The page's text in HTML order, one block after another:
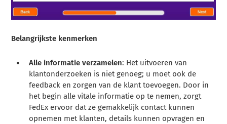
Belangrijkste kenmerken
Alle informatie verzamelen: Het uitvoeren van
klantonderzoeken is niet genoeg; u moet ook de
feedback en zorgen van de klant toevoegen. Door in
het begin alle vitale informatie op te nemen, zorgt
FedEx ervoor dat ze gemakkelijk contact kunnen
opnemen met klanten, details kunnen opvragen en